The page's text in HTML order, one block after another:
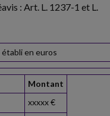
: Art. L. 1237-1 et L.
en euros
Montant
xxxxx €